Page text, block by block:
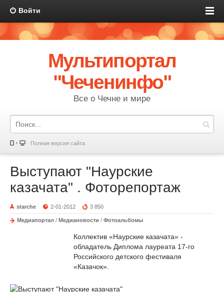
Войти
Мультипортал
"Чеченинфо"
Все о Чечне и мире
Полная версия сайта
Выступают "Наурские
казачата" . Фоторепортаж
starche 2-01-2012 3 850
Медиапортал / Медиановости / Фотоальбомы
Коллектив «Наурские казачата» -
обладатель Диплома лауреата 17-го
Российского детского фестиваля
«Казачок».